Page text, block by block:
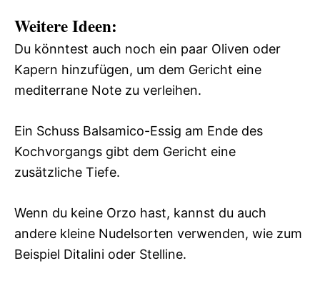
Weitere Ideen:
Du könntest auch noch ein paar Oliven oder
Kapern hinzufügen, um dem Gericht eine
mediterrane Note zu verleihen.
Ein Schuss Balsamico-Essig am Ende des
Kochvorgangs gibt dem Gericht eine
zusätzliche Tiefe.
Wenn du keine Orzo hast, kannst du auch
andere kleine Nudelsorten verwenden, wie zum
Beispiel Ditalini oder Stelline.